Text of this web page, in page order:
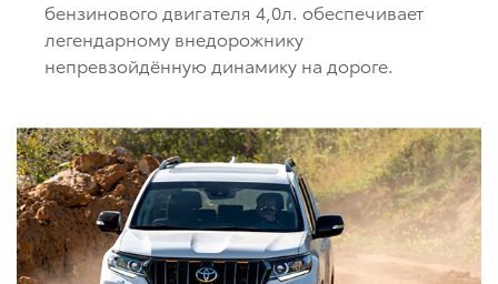
бензинового двигателя 4,0л. обеспечивает
легендарному внедорожнику
непревзойдённую динамику на дороге.